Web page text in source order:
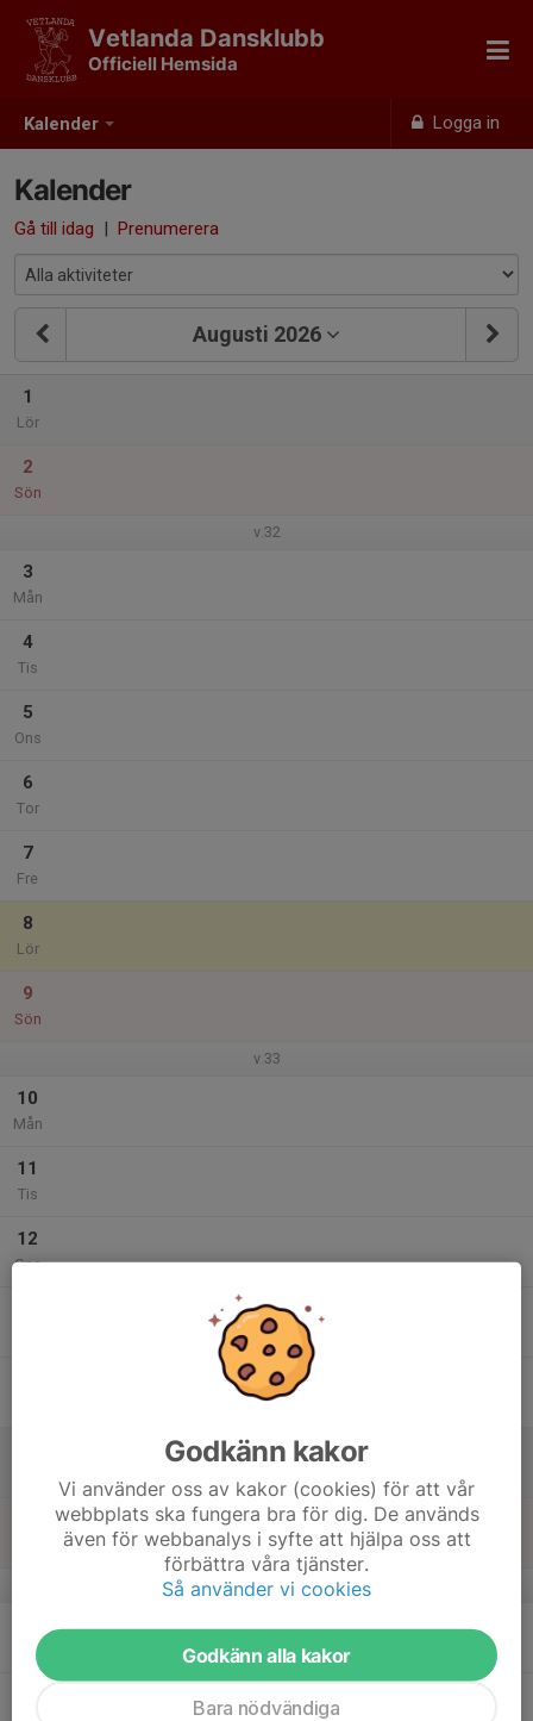
Kalender Logga in
Vetlanda Dansklubb
Officiell Hemsida
Kalender
Gå till idag | Prenumerera
Augusti 2026
1
Lör
2
Sön
v.32
3
Mån
4
Tis
5
Ons
6
Tor
7
Fre
8
Lör
9
Sön
v.33
10
Mån
11
Tis
12
Ons
v.34
Mån
Godkänn kakor
Vi använder oss av kakor (cookies) för att vår
webbplats ska fungera bra för dig. De används
även för webbanalys i syfte att hjälpa oss att
förbättra våra tjänster.
Så använder vi cookies
Godkänn alla kakor
Bara nödvändiga